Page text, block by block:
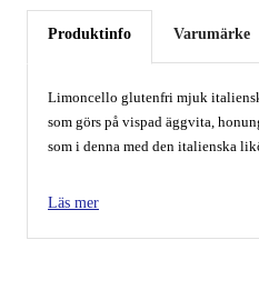
Produktinfo Varumärke
Limoncello glutenfri mjuk
som görs på vispad äggvita,
som i denna med den italienska
Tillverkad i Italien.
dessert från Cremona gjord på
Läs mer